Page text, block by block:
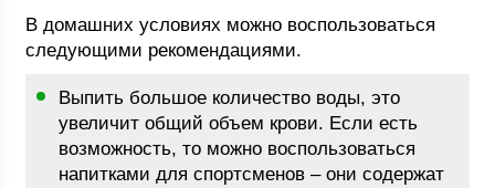
В домашних условиях можно воспользоваться
следующими рекомендациями.
Выпить большое количество воды, это
увеличит общий объем крови. Если есть
возможность, то можно воспользоваться
напитками для спортсменов – они содержат